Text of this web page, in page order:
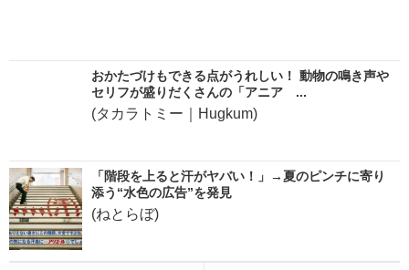
おかたづけもできる点がうれしい！ 動物の鳴き声や
セリフが盛りだくさんの「アニア ...
(タカラトミー｜Hugkum)
「階段を上ると汗がヤバい！」→夏のピンチに寄り
添う“水色の広告”を発見
(ねとらぼ)